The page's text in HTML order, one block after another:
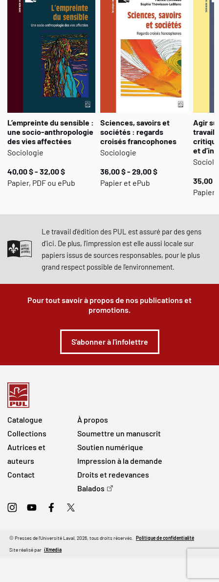
L’empreinte du sensible :
une socio-anthropologie
des vies affectées
Sociologie
40,00 $ - 32,00 $
Papier, PDF ou ePub
Sciences, savoirs et
sociétés : regards
croisés francophones
Sociologie
36,00 $ - 29,00 $
Papier et ePub
Agir
travail
et
35,00
Papier,
Le travail d'édition des PUL est assuré par des gens
d'ici. De plus, l'impression est elle aussi locale sur
papiers issus de sources responsables, pour le plus
grand respect possible de l'environnement.
Pour tout savoir à propos de nos publications et
promotions.
S'abonner à l'infolettre
Catalogue
Collections
Autrices et
auteurs
Contact
À propos
Soumettre un manuscrit
Soutien numérique
Impression à la demande
Droits et redevances
Balados
InstagramYoutubeFacebookTwitter
Site réalisé par iXmedia
© Presses de l'Université Laval, 2026, tous droits réservés. Politique de confidentialité